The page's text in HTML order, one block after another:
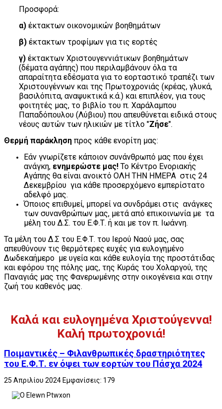
Προσφορά:
α) έκτακτων οικονομικών βοηθημάτων
β) έκτακτων τροφίμων για τις εορτές
γ) έκτακτων Χριστουγεννιάτικων βοηθημάτων
(δέματα αγάπης) που περιλαμβάνουν όλα τα
απαραίτητα εδέσματα για το εορταστικό τραπέζι των
Χριστουγέννων και της Πρωτοχρονιάς (κρέας, γλυκά,
βασιλόπιτα, αναψυκτικά κ.ά.) και επιπλέον, για τους
φοιτητές μας, το βιβλίο του π. Χαράλαμπου
Παπαδόπουλου (Λύβιου) που απευθύνεται ειδικά στους
νέους αυτών των ηλικιών με τίτλο "Ζήσε".
Θερμή παράκληση προς κάθε ενορίτη μας:
Εάν γνωρίζετε κάποιον συνάνθρωπό μας που έχει
ανάγκη, ενημερώστε μας! Το Κέντρο Ενοριακής
Αγάπης θα είναι ανοικτό ΟΛΗ ΤΗΝ ΗΜΕΡΑ στις 24
Δεκεμβρίου για κάθε προσερχόμενο εμπερίστατο
αδελφό μας.
Όποιος επιθυμεί, μπορεί να συνδράμει στις ανάγκες
των συνανθρώπων μας, μετά από επικοινωνία με τα
μέλη του Δ.Σ. του Ε.Φ.Τ. ή και με τον π. Ιωάννη.
Τα μέλη του Δ.Σ του Ε.Φ.Τ. του Ιερού Ναού μας, σας
απευθύνουν τις θερμότερες ευχές για ευλογημένο
Δωδεκαήμερο με υγεία και κάθε ευλογία της προστάτιδας
και εφόρου της πόλης μας, της Κυράς του Χολαργού, της
Παναγιάς μας της Φανερωμένης στην οικογένεια και στην
ζωή του καθενός μας.
Καλά και ευλογημένα Χριστούγεννα!
Καλή πρωτοχρονιά!
Ποιμαντικές – Φιλανθρωπικές δραστηριότητες
του Ε.Φ.Τ. εν όψει των εορτών του Πάσχα 2024
25 Απριλίου 2024 Εμφανίσεις: 179